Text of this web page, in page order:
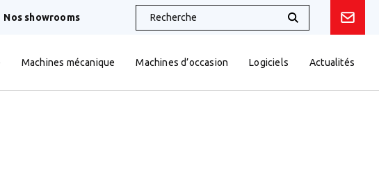
Nos showrooms
Machines mécanique Machines d’occasion Logiciels Actualités